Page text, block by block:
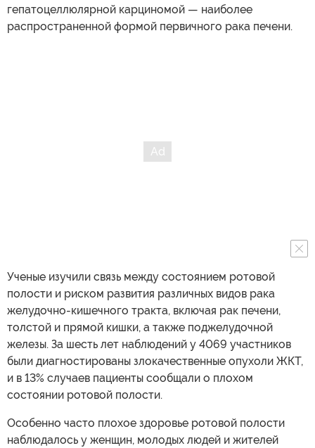
гепатоцеллюлярной карциномой — наиболее
распространенной формой первичного рака печени.
Ученые изучили связь между состоянием ротовой
полости и риском развития различных видов рака
желудочно-кишечного тракта, включая рак печени,
толстой и прямой кишки, а также поджелудочной
железы. За шесть лет наблюдений у 4069 участников
были диагностированы злокачественные опухоли ЖКТ,
и в 13% случаев пациенты сообщали о плохом
состоянии ротовой полости.
Особенно часто плохое здоровье ротовой полости
наблюдалось у женщин, молодых людей и жителей